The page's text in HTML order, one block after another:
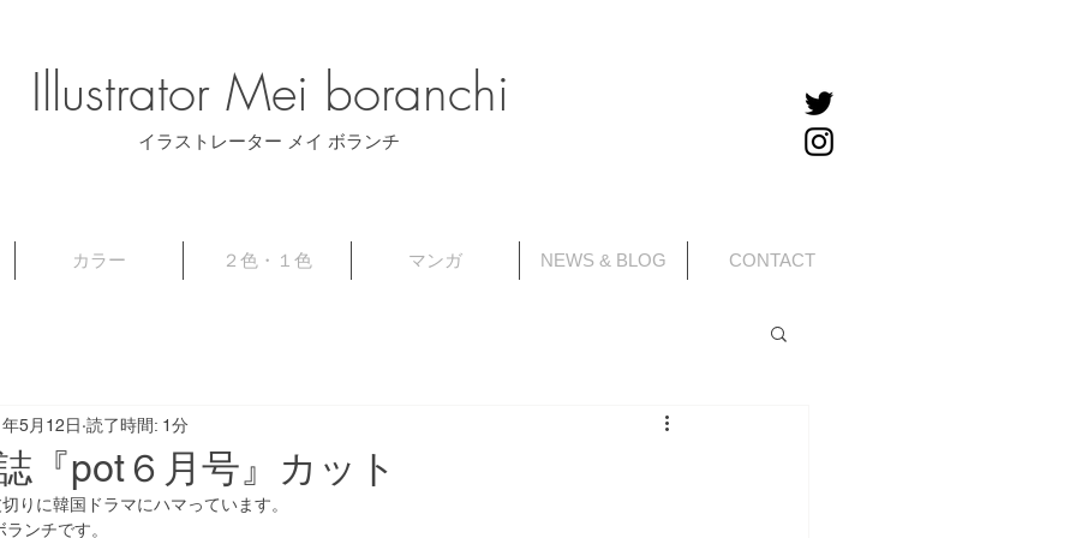
Illustrator ​Mei boranchi
​イラストレーター メイ ボランチ
カラー ２色・１色 マンガ NEWS & BLOG CONTACT
『pot６月号』カット
5月12日 読了時間: 1分
りに韓国ドラマにハマっています。
ンチです。